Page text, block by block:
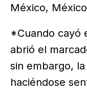
México,
*Cuando cayó
abrió el
sin embargo,
haciéndose